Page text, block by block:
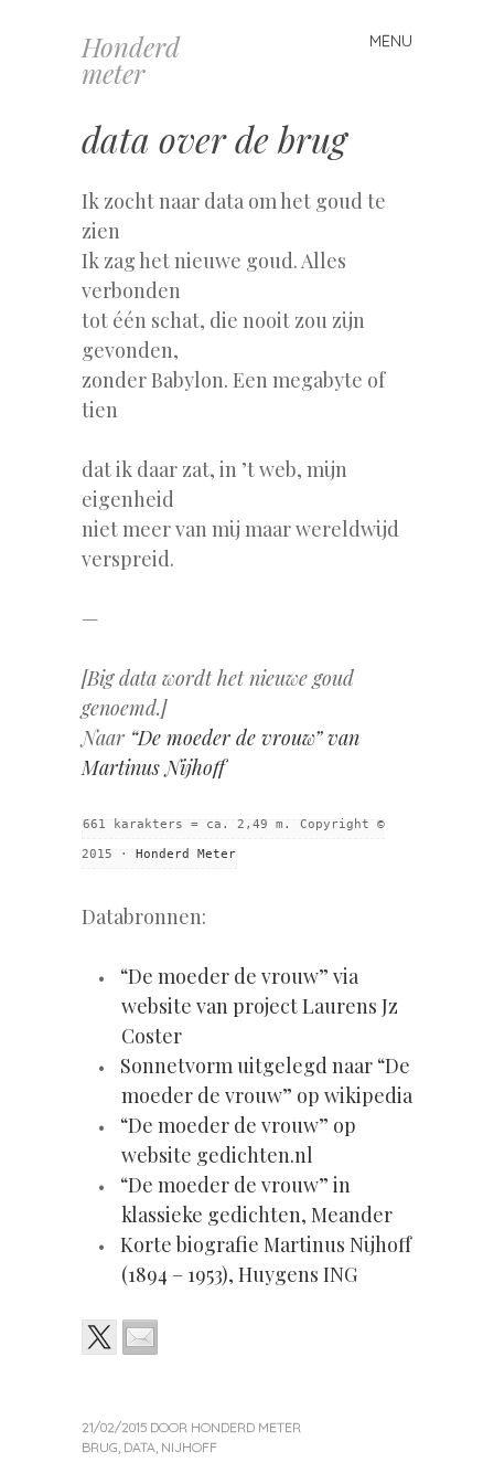
Honderd
meter
MENU
Spring
naar
data over de brug
Ik zocht naar data om het goud te
zien
Ik zag het nieuwe goud. Alles
verbonden
tot één schat, die nooit zou zijn
gevonden,
zonder Babylon. Een megabyte of
tien
dat ik daar zat, in ’t web, mijn
eigenheid
niet meer van mij maar wereldwijd
verspreid.
—
[Big data wordt het nieuwe goud
genoemd.]
Naar “De moeder de vrouw” van
Martinus Nijhoff
661 karakters = ca. 2,49 m. Copyright ©
2015 · Honderd Meter
Databronnen:
“De moeder de vrouw” via
website van project Laurens Jz
Coster
Sonnetvorm uitgelegd naar “De
moeder de vrouw” op wikipedia
“De moeder de vrouw” op
website gedichten.nl
“De moeder de vrouw” in
klassieke gedichten, Meander
Korte biografie Martinus Nijhoff
(1894 – 1953), Huygens ING
21/02/2015 DOOR HONDERD METER
BRUG DATA NIJHOFF